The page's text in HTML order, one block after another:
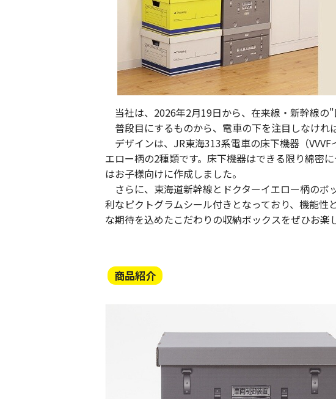
特産品や名
JR東海MARKET 楽天市場
東海新幹
JR東海MARKET
当社は、 2026年2月19日から、在来線・新幹線
普段目にするものから、電車の下を注目しなけれ
デザインは、 JR東海313系電車の床下機器（VVVF
エロー柄の2種類です。床下機器はできる限り綿密
はお子様向けに作成しました。
さらに、東海道新幹線とドクターイエロー柄のボ
利なピクトグラムシール付きとなっており、機能
な期待を込めたこだわりの収納ボックスをぜひお楽
商品紹介